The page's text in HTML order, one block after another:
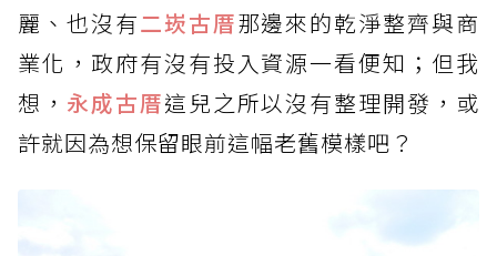
麗、也沒有二崁古厝那邊來的乾淨整齊與商
業化，政府有沒有投入資源一看便知；但我
想， 永成古厝這兒之所以沒有整理開發，或
許就因為想保留眼前這幅老舊模樣吧？